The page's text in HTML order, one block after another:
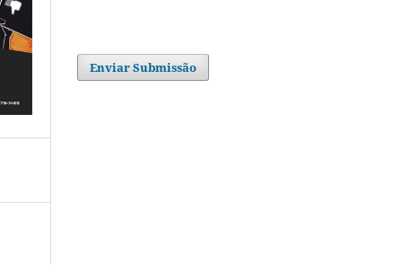
Enviar Submissão